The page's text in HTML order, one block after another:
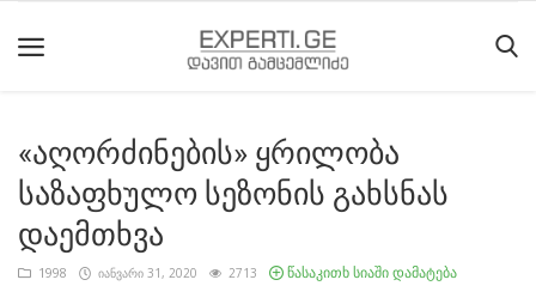
მთავარი
მიმდინარე
მოვლენები
«აღორძინების» ყრილობა
საზაფხულო სეზონის გახსნას
დაემთხვა
1998 იანვარი 31, 2020 2713 წასაკითხ სიაში დამატება